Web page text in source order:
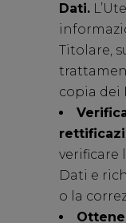
Dati.
Titolare,
copia dei
verificare
Dati e
o la